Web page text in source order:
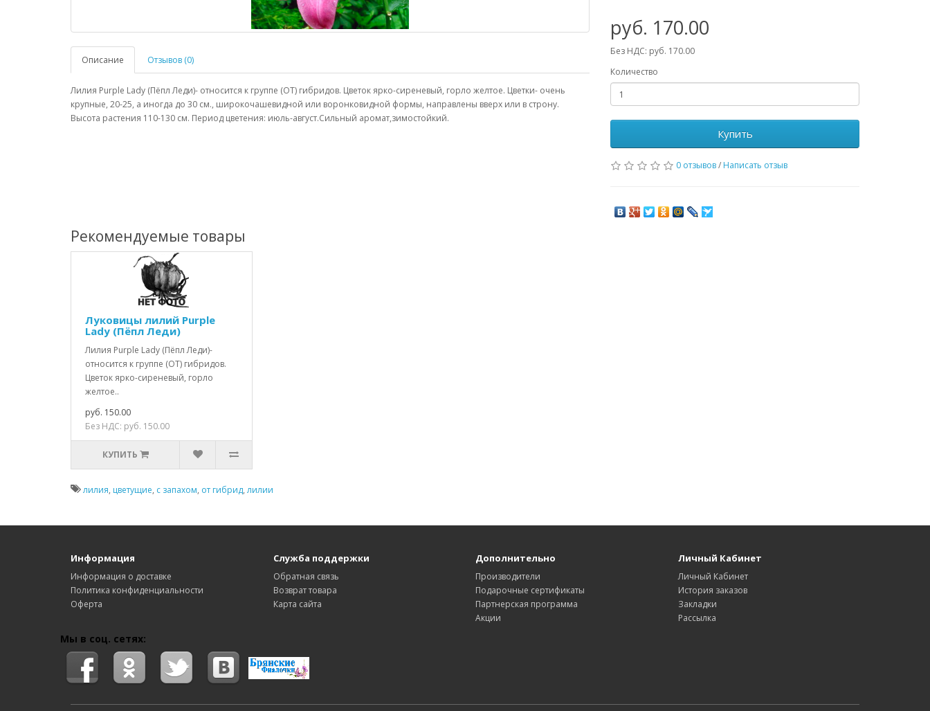
Описание Отзывов (0)
Лилия Рurple Lady (Пёпл Леди)- относится к группе (ОТ) гибридов. Цветок ярко-сиреневый, горло желтое. Цветки- очень
крупные, 20-25, а иногда до 30 см., широкочашевидной или воронковидной формы, направлены вверх или в строну.
Высота растения 110-130 см. Период цветения: июль-август.Сильный аромат,зимостойкий.
руб. 170.00
Без НДС: руб. 170.00
Количество
Купить
0 отзывов/ Написать отзыв
Рекомендуемые товары
Луковицы лилий Purple
Lady (Пёпл Леди)
Лилия Рurple Lady (Пёпл Леди)-
относится к группе (ОТ) гибридов.
Цветок ярко-сиреневый, горло
желтое..
руб. 150.00
Без НДС: руб. 150.00
КУПИТЬ
лилия, цветущие, с запахом, от гибрид, лилии
Информация
Информация о доставке
Политика конфиденциальности
Оферта
Служба поддержки
Обратная связь
Возврат товара
Карта сайта
Дополнительно
Производители
Подарочные сертификаты
Партнерская программа
Акции
Личный Кабинет
Личный Кабинет
История заказов
Закладки
Рассылка
Мы в соц. сетях: